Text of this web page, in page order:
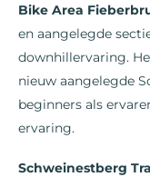
Bike Area
en aangelegde
downhillervaring.
nieuw aangelegde
beginners als
ervaring.
Schweinestberg